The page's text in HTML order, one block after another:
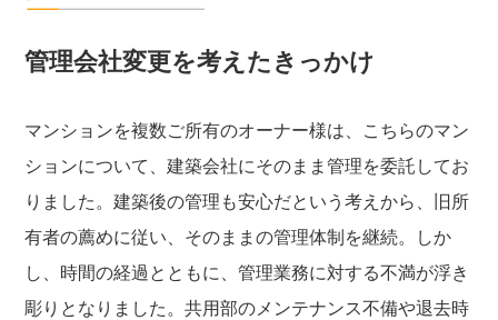
管理会社変更を考えたきっかけ
マンションを複数ご所有のオーナー様は、こちらのマン
ションについて、建築会社にそのまま管理を委託してお
りました。建築後の管理も安心だという考えから、旧所
有者の薦めに従い、そのままの管理体制を継続。しか
し、時間の経過とともに、管理業務に対する不満が浮き
彫りとなりました。共用部のメンテナンス不備や退去時